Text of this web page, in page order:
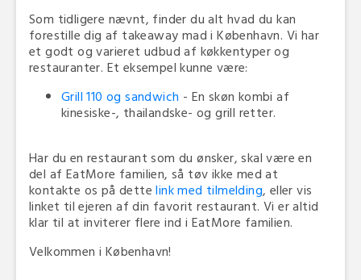
Som tidligere nævnt, finder du alt hvad du kan
forestille dig af takeaway mad i København. Vi har
et godt og varieret udbud af køkkentyper og
restauranter. Et eksempel kunne være:
Grill 110 og sandwich - En skøn kombi af
kinesiske-, thailandske- og grill retter.
Har du en restaurant som du ønsker, skal være en
del af EatMore familien, så tøv ikke med at
kontakte os på dettelink med tilmelding, eller vis
linket til ejeren af din favorit restaurant. Vi er altid
klar til at inviterer flere ind i EatMore familien.
Velkommen i København!